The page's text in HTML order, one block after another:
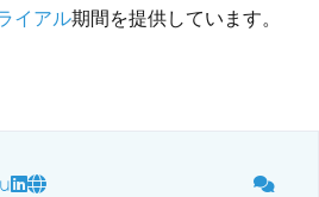
イアル期間を提供しています。